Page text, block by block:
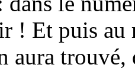
! Et puis
aura